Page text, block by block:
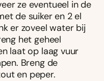
ze eventueel in de
de suiker en 2 el
er zoveel water bij
het geheel
laat op laag vuur
Breng de
en peper.